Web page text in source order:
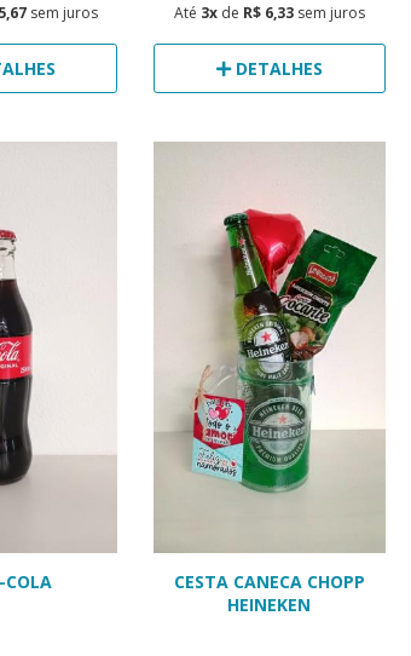
sem juros Até 3xde R$ 6,33sem juros
DETALHES
COLA
CESTA CANECA CHOPP
HEINEKEN